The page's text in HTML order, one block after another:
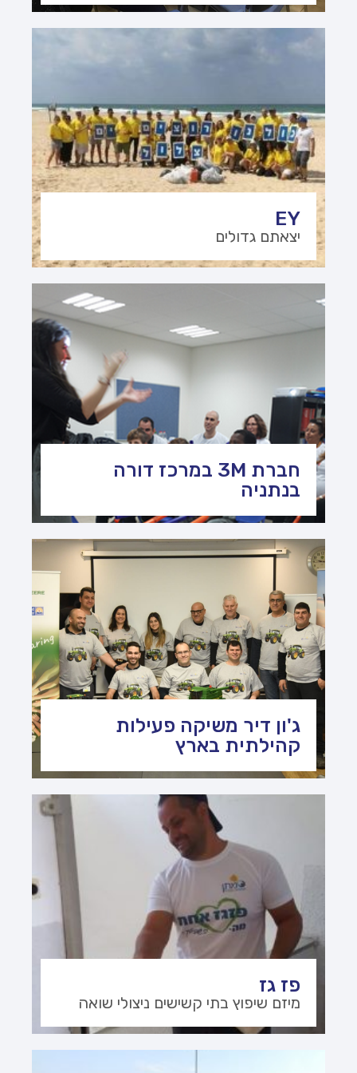
EY
יצאתם גדולים
חברת 3M במרכז דורה
בנתניה
ג'ון דיר משיקה פעילות
קהילתית בארץ
פז גז
מיזם שיפוץ בתי קשישים ניצולי שואה